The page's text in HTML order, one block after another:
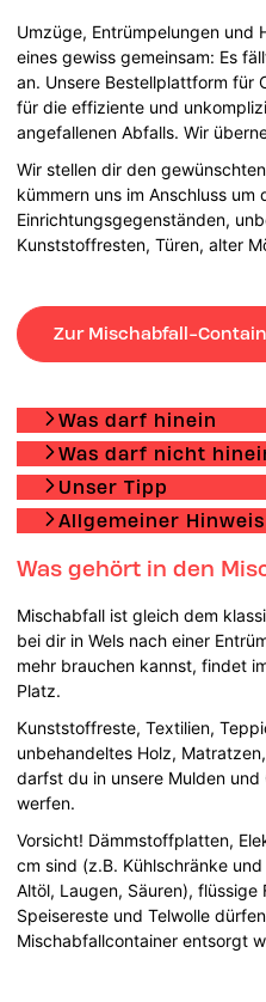
Umzüge, Entrümpelungen und
eines gewiss gemeinsam: Es
an. Unsere Bestellplattform für
für die effiziente und
angefallenen Abfalls. Wir
Wir stellen dir den
kümmern uns im Anschluss
Einrichtungsgegenständen,
Kunststoffresten, Türen, alter
Zur Mischabfall-
Was darf hinein
Was darf nicht
Unser Tipp
Allgemeiner Hinweis
Was gehört in den
Mischabfall ist gleich dem
bei dir in Wels nach einer
mehr brauchen kannst, findet
Platz.
Kunststoffreste, Textilien,
unbehandeltes Holz,
darfst du in unsere Mulden
werfen.
Vorsicht! Dämmstoffplatten,
cm sind (z.B. Kühlschränke
Altöl, Laugen, Säuren),
Speisereste und Telwolle
Mischabfallcontainer entsorgt